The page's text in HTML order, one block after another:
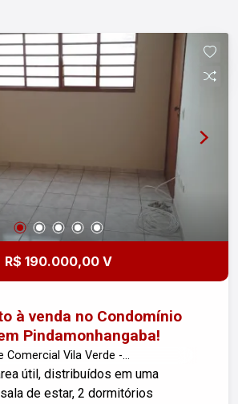
R$ 190.000,00 V
à venda no Condomínio
Pindamonhangaba!
Comercial Vila Verde -
SP
útil, distribuídos em uma
de estar, 2 dormitórios